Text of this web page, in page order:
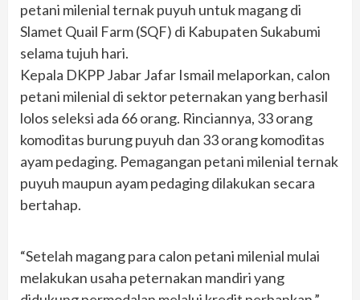
petani milenial ternak puyuh untuk magang di
Slamet Quail Farm (SQF) di Kabupaten Sukabumi
selama tujuh hari.
Kepala DKPP Jabar Jafar Ismail melaporkan, calon
petani milenial di sektor peternakan yang berhasil
lolos seleksi ada 66 orang. Rinciannya, 33 orang
komoditas burung puyuh dan 33 orang komoditas
ayam pedaging. Pemagangan petani milenial ternak
puyuh maupun ayam pedaging dilakukan secara
bertahap.
“Setelah magang para calon petani milenial mulai
melakukan usaha peternakan mandiri yang